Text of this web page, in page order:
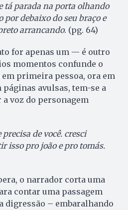
tá parada na porta olhando
debaixo do seu braço e
arrancando. (pg. 64)
for apenas um — é outro
momentos confunde o
primeira pessoa, ora em
avulsas, tem-se a
voz do personagem
de você. cresci
isso pro joão e pro tomás.
o narrador corta uma
contar uma passagem
digressão – embaralhando